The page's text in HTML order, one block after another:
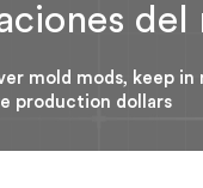
del
mold mods, keep in
production dollars